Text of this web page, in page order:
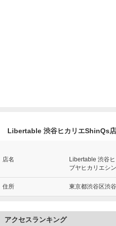
Libertable 渋谷ヒカリエShinQs
店名
Libertable 渋谷
ブヤヒカリエシ
住所 東京都渋谷区渋
アクセスランキング